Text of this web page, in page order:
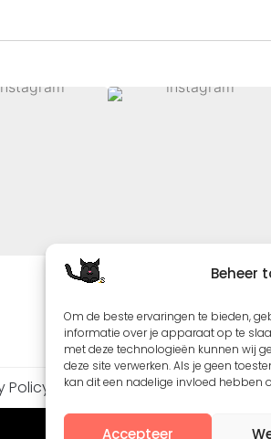
Beheer
Om de beste ervaringen te bieden,
informatie over je apparaat op te
met deze technologieën kunnen wij
deze site verwerken. Als je geen
kan dit een nadelige invloed hebben
Accepteer
View on Instagram
Policy